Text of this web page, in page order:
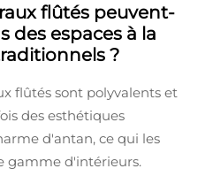
flûtés peuvent-
des espaces à la
?
flûtés sont polyvalents et
des esthétiques
d'antan, ce qui les
gamme d'intérieurs.